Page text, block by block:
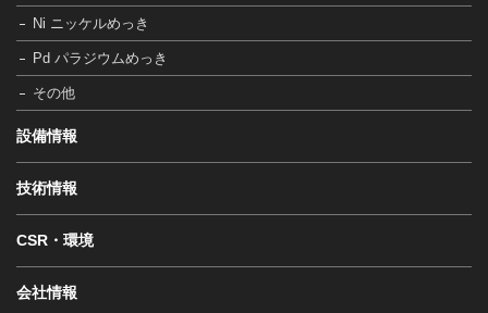
Ni ニッケルめっき
Pd パラジウムめっき
その他
設備情報
技術情報
CSR・環境
会社情報